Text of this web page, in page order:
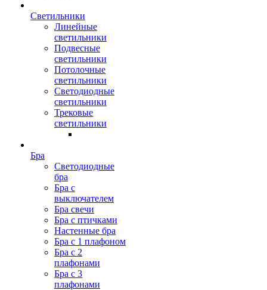
Светильники
Линейные
светильники
Подвесные
светильники
Потолочные
светильники
Светодиодные
светильники
Трековые
светильники
Бра
Светодиодные
бра
Бра с
выключателем
Бра свечи
Бра с птичками
Настенные бра
Бра с 1 плафоном
Бра с 2
плафонами
Бра с 3
плафонами